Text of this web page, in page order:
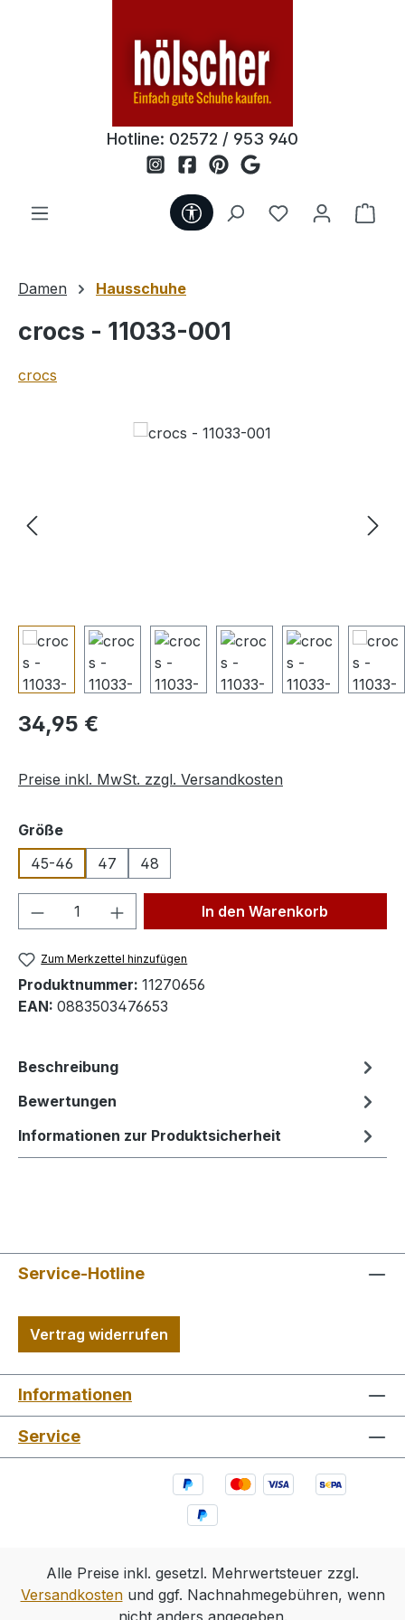
Hotline: 02572 / 953 940
Werkzeugleiste anzeigen
Du hast 0
Damen Hausschuhe
crocs - 11033-001
crocs
Bildergalerie überspringen
Regulärer Preis:
34,95 €
Preise inkl. MwSt. zzgl. Versandkosten
Größeauswählen
45-46
47 48
Produkt Anzahl: Gib denIn den Warenkorb
Zum Merkzettel hinzufügen
Produktnummer: 11270656
EAN: 0883503476653
Beschreibung
Bewertungen
Informationen zur Produktsicherheit
Service-Hotline
Vertrag widerrufen
Informationen
Service
Alle Preise inkl. gesetzl. Mehrwertsteuer zzgl.
Versandkostenund ggf. Nachnahmegebühren, wenn
nicht anders angegeben.